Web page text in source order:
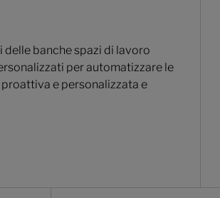
banche spazi di lavoro
per automatizzare le
e personalizzata e